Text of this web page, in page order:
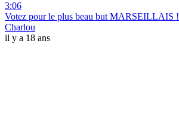
3:06
Votez pour le plus beau but MARSEILLAIS !
Charlou
il y a 18 ans